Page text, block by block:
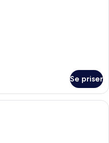
Se priser
Italienske Frette-laken, sengetøy av